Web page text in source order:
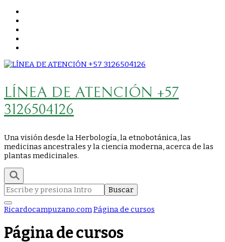
LÍNEA DE ATENCIÓN +57
3126504126
Una visión desde la Herbología, la etnobotánica, las
medicinas ancestrales y la ciencia moderna, acerca de las
plantas medicinales.
Buscar:
Ricardocampuzano.comPágina de cursos
Página de cursos